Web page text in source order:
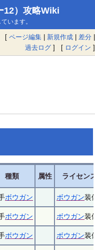
12）攻略Wiki
います。
[ ページ編集 | 新規作成 | 差分 |
過去ログ ] [ ログイン ]
種類 属性 ライセン
ボウガン ボウガン装
ボウガン ボウガン装
ボウガン ボウガン装